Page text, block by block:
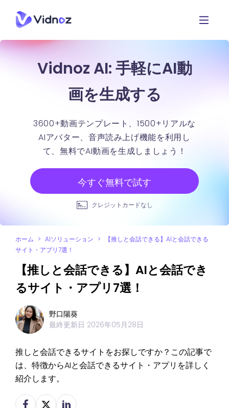
Vidnoz AI: 手軽にAI動
画を生成する
3600+動画テンプレート、1500+リアルな
AIアバター、音声読み上げ機能を利用し
て、無料でAI動画を生成しましょう！
今すぐ無料で試す
クレジットカードなし
ホーム > AIソリューション >
【推しと会話できる】AIと会話できる
サイト・アプリ7選！
【推しと会話できる】AIと会話でき
るサイト・アプリ7選！
野口陽葵
最終更新日 2026年05月28日
推しと会話できるサイトをお探しですか？この記事で
は、特徴からAIと会話できるサイト・アプリを詳しく
紹介します。